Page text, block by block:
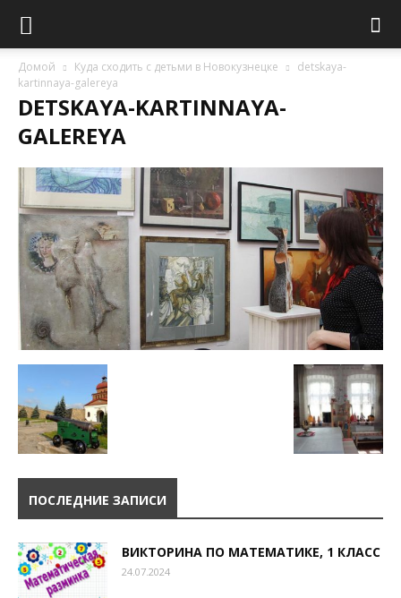
Домой Куда сходить с детьми в Новокузнецке
detskaya-
kartinnaya-galereya
DETSKAYA-KARTINNAYA-
GALEREYA
ПОСЛЕДНИЕ ЗАПИСИ
ВИКТОРИНА ПО МАТЕМАТИКЕ, 1 КЛАСС
24.07.2024